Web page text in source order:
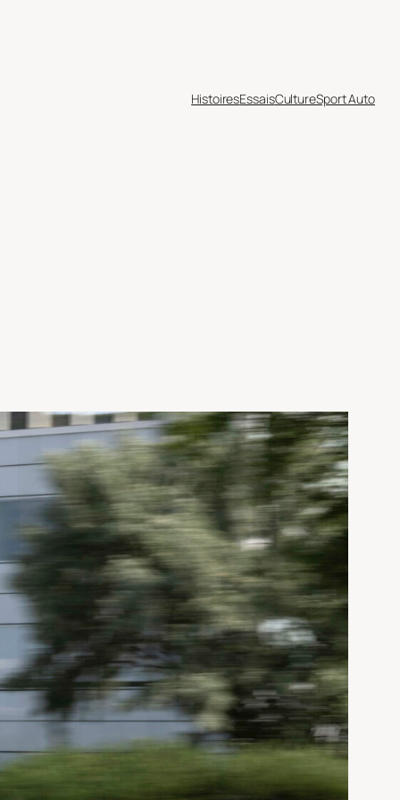
HistoiresEssaisCultureSport Auto